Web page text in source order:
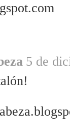
5 de